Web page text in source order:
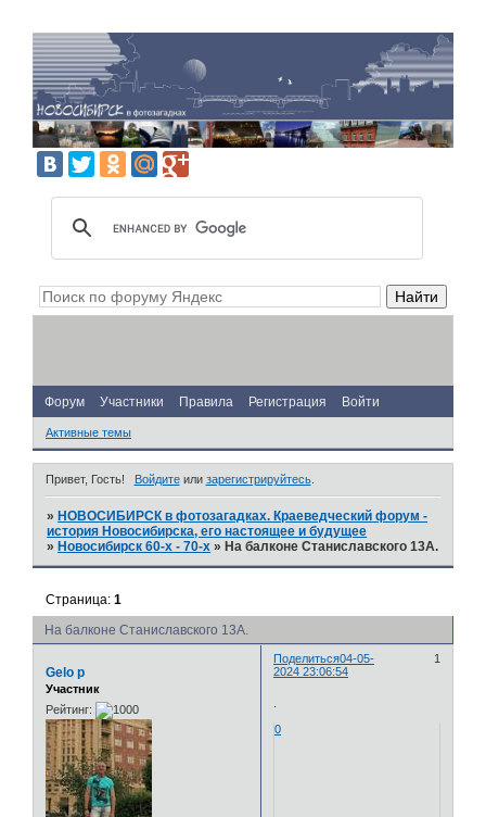
Форум Участники Правила Регистрация Войти
Активные темы
Привет, Гость! Войдитеили зарегистрируйтесь.
» НОВОСИБИРСК в фотозагадках. Краеведческий форум -
история Новосибирска, его настоящее и будущее
» Новосибирск 60-х - 70-х » На балконе Станиславского 13А.
На балконе Станиславского 13А.
Страница:1
Поделиться 1
04-05-
2024 23:06:54
Gelo p
Участник
Рейтинг:
0